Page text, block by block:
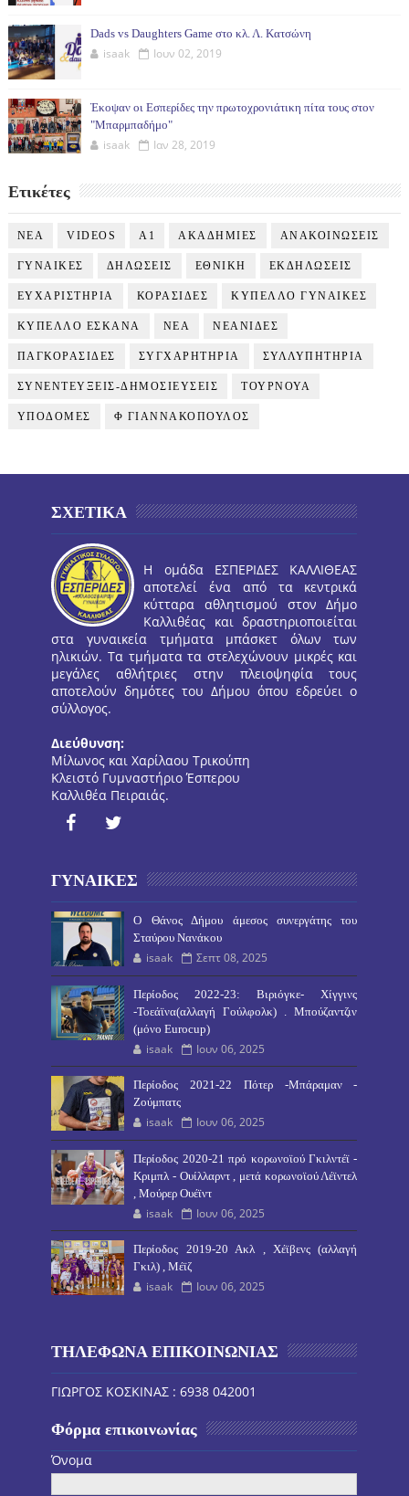
Dads vs Daughters Game στο κλ. Λ. Κατσώνη
isaak Ιουν 02, 2019
Έκοψαν οι Εσπερίδες την πρωτοχρονιάτικη πίτα τους στον
"Μπαρμπαδήμο"
isaak Ιαν 28, 2019
Ετικέτες
NEA VIDEOS Α1 ΑΚΑΔΗΜΙΕΣ ΑΝΑΚΟΙΝΩΣΕΙΣ
ΓΥΝΑΙΚΕΣ ΔΗΛΩΣΕΙΣ ΕΘΝΙΚΗ ΕΚΔΗΛΩΣΕΙΣ
ΕΥΧΑΡΙΣΤΗΡΙΑ ΚΟΡΑΣΙΔΕΣ ΚΥΠΕΛΛΟ ΓΥΝΑΙΚΕΣ
ΚΥΠΕΛΛΟ ΕΣΚΑΝΑ ΝΕΑ ΝΕΑΝΙΔΕΣ
ΠΑΓΚΟΡΑΣΙΔΕΣ ΣΥΓΧΑΡΗΤΗΡΙΑ ΣΥΛΛΥΠΗΤΗΡΙΑ
ΣΥΝΕΝΤΕΥΞΕΙΣ-ΔΗΜΟΣΙΕΥΣΕΙΣ ΤΟΥΡΝΟΥΑ
ΥΠΟΔΟΜΕΣ Φ ΓΙΑΝΝΑΚΟΠΟΥΛΟΣ
ΣΧΕΤΙΚΑ
Η ομάδα ΕΣΠΕΡΙΔΕΣ ΚΑΛΛΙΘΕΑΣ
αποτελεί ένα από τα κεντρικά
κύτταρα αθλητισμού στον Δήμο
Καλλιθέας και δραστηριοποιείται
στα γυναικεία τμήματα μπάσκετ όλων των
ηλικιών. Τα τμήματα τα στελεχώνουν μικρές και
μεγάλες αθλήτριες στην πλειοψηφία τους
αποτελούν δημότες του Δήμου όπου εδρεύει ο
σύλλογος.
Διεύθυνση:
Μίλωνος και Χαρίλαου Τρικούπη
Κλειστό Γυμναστήριο Έσπερου
Καλλιθέα Πειραιάς.
ΓΥΝΑΙΚΕΣ
O Θάνος Δήμου άμεσος συνεργάτης του
Σταύρου Νανάκου
isaak Σεπτ 08, 2025
Περίοδος 2022-23: Βιριόγκε- Χίγγινς
-Τοεάϊνα(αλλαγή Γούλφολκ) . Μπούζαντζιν
(μόνο Eurocup)
isaak Ιουν 06, 2025
Περίοδος 2021-22 Πότερ -Μπάραμαν -
Ζούμπατς
isaak Ιουν 06, 2025
Περίοδος 2020-21 πρό κορωνοϊού Γκιλντέϊ -
Κριμπλ - Ουίλλαρντ , μετά κορωνοϊού Λέϊντελ
, Μούρερ Ουέϊντ
isaak Ιουν 06, 2025
Περίοδος 2019-20 Ακλ , Χέϊβενς (αλλαγή
Γκιλ) , Μέϊζ
isaak Ιουν 06, 2025
ΤΗΛΕΦΩΝΑ ΕΠΙΚΟΙΝΩΝΙΑΣ
ΓΙΩΡΓΟΣ ΚΟΣΚΙΝΑΣ : 6938 042001
Φόρμα επικοινωνίας
Όνομα